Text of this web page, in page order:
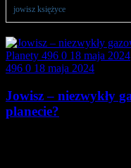
jowisz księżyce
Planety 496 0 18 maja 2024
496 0 18 maja 2024
Jowisz – niezwykły
planecie?